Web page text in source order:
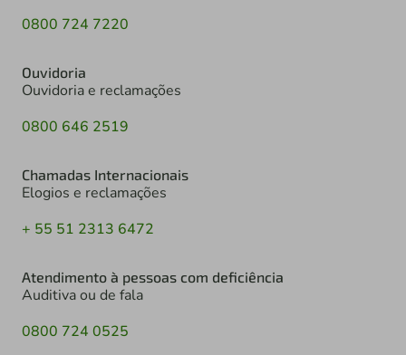
0800 724 7220
Ouvidoria
Ouvidoria e reclamações
0800 646 2519
Chamadas Internacionais
Elogios e reclamações
+ 55 51 2313 6472
Atendimento à pessoas com deficiência
Auditiva ou de fala
0800 724 0525